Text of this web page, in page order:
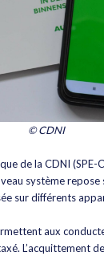
© CDNI
de la CDNI (SPE-
système
sur différents
aux
L’acquittement